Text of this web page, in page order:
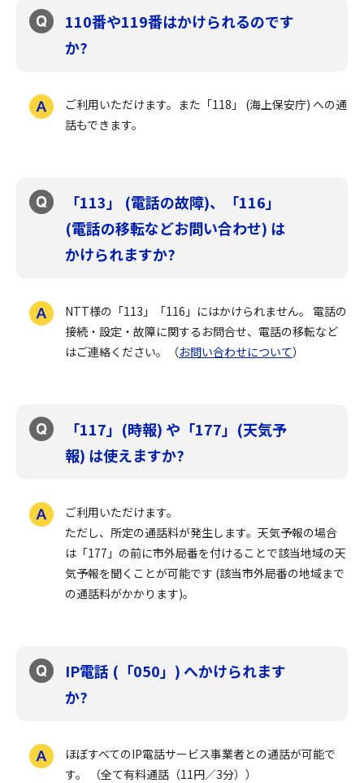
110番や119番はかけられるのです
か?
ご利用いただけます。また「118」 (海上保安庁) への通
話もできます。
「113」 (電話の故障)、「116」
(電話の移転などお問い合わせ) は
かけられますか?
NTT様の「113」「116」にはかけられません。 電話の
接続・設定・故障に関するお問合せ、電話の移転など
はご連絡ください。（お問い合わせについて）
「117」(時報) や「177」(天気予
報) は使えますか?
ご利用いただけます。
ただし、所定の通話料が発生します。天気予報の場合
は「177」の前に市外局番を付けることで該当地域の天
気予報を聞くことが可能です (該当市外局番の地域まで
の通話料がかかります)。
IP電話 (「050」) へかけられます
か?
ほぼすべてのIP電話サービス事業者との通話が可能で
す。 （全て有料通話（11円／3分））